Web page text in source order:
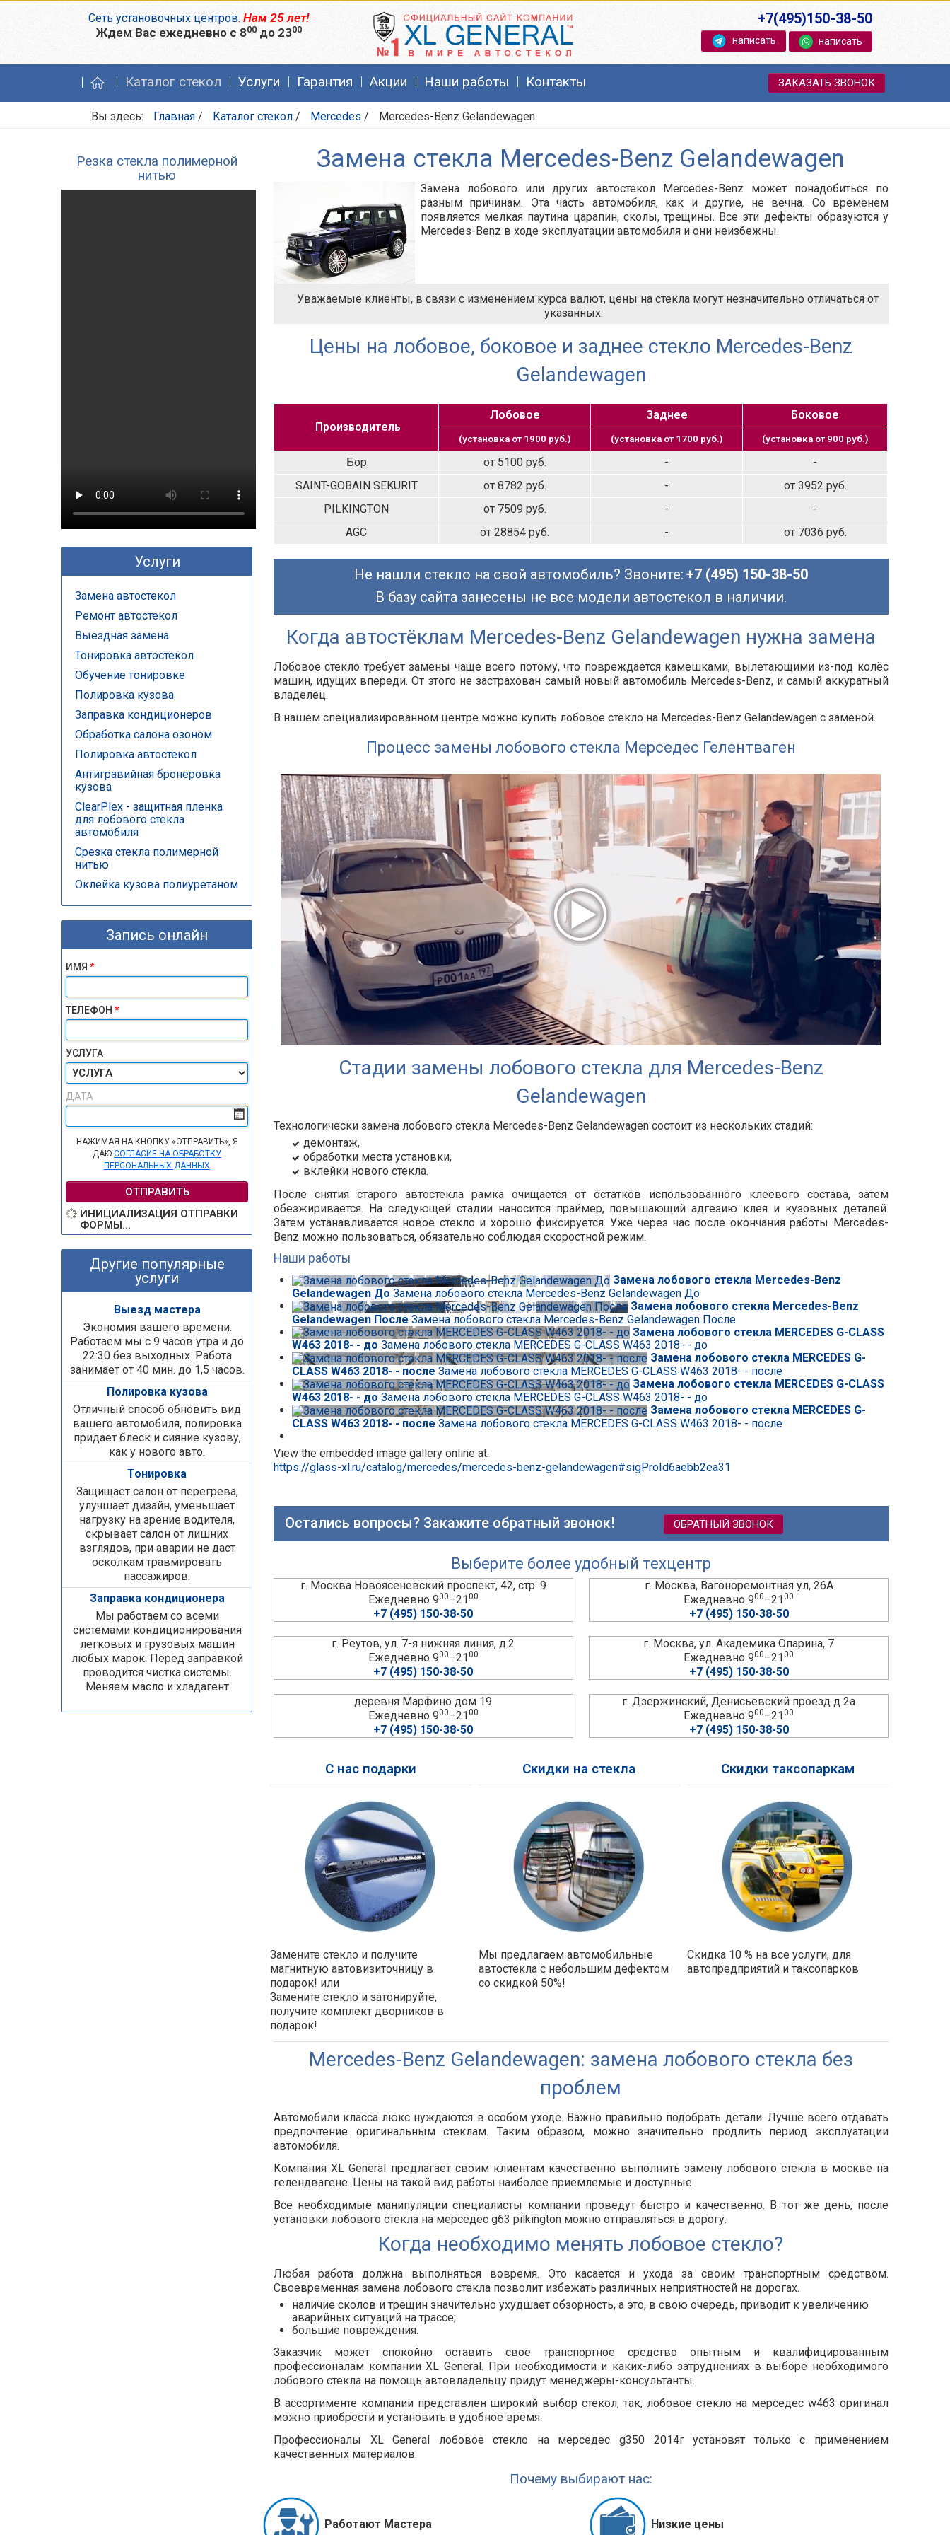
Сеть установочных центров.Нам 25 лет!
Ждем Вас ежедневно с 800 до 2300
+7(495)150-38-50
написать написать
Каталог стекол Услуги Гарантия Акции Наши работы Контакты ЗАКАЗАТЬ ЗВОНОК
Вы здесь: Главная / Каталог стекол / Mercedes / Mercedes-Benz Gelandewagen
Резка стекла полимерной
нитью
Услуги
Замена автостекол
Ремонт автостекол
Выездная замена
Тонировка автостекол
Обучение тонировке
Полировка кузова
Заправка кондиционеров
Обработка салона озоном
Полировка автостекол
Антигравийная бронеровка
кузова
ClearPlex - защитная пленка
для лобового стекла
автомобиля
Срезка стекла полимерной
нитью
Оклейка кузова полиуретаном
Запись онлайн
ИМЯ *
ТЕЛЕФОН *
УСЛУГА
ДАТА
НАЖИМАЯ НА КНОПКУ «ОТПРАВИТЬ», Я
ДАЮ СОГЛАСИЕ НА ОБРАБОТКУ
ПЕРСОНАЛЬНЫХ ДАННЫХ
ОТПРАВИТЬ
ИНИЦИАЛИЗАЦИЯ ОТПРАВКИ
ФОРМЫ...
Другие популярные
услуги
Выезд мастера
Экономия вашего времени.
Работаем мы с 9 часов утра и до
22:30 без выходных. Работа
занимает от 40 мин. до 1,5 часов.
Полировка кузова
Отличный способ обновить вид
вашего автомобиля, полировка
придает блеск и сияние кузову,
как у нового авто.
Тонировка
Защищает салон от перегрева,
улучшает дизайн, уменьшает
нагрузку на зрение водителя,
скрывает салон от лишних
взглядов, при аварии не даст
осколкам травмировать
пассажиров.
Заправка кондиционера
Мы работаем со всеми
системами кондиционирования
легковых и грузовых машин
любых марок. Перед заправкой
проводится чистка системы.
Меняем масло и хладагент
Замена стекла Mercedes-Benz Gelandewagen
Замена лобового или других автостекол Mercedes-Benz может понадобиться по
разным причинам. Эта часть автомобиля, как и другие, не вечна. Со временем
появляется мелкая паутина царапин, сколы, трещины. Все эти дефекты образуются у
Mercedes-Benz в ходе эксплуатации автомобиля и они неизбежны.
Уважаемые клиенты, в связи с изменением курса валют, цены на стекла могут незначительно отличаться от
указанных.
Цены на лобовое, боковое и заднее стекло Mercedes-Benz
Gelandewagen
Производитель
Лобовое Заднее Боковое
(установка от 1900 руб.) (установка от 1700 руб.) (установка от 900 руб.)
Бор от 5100 руб. -
-
SAINT-GOBAIN SEKURIT
от 8782 руб. -
от 3952 руб.
PILKINGTON
от 7509 руб. -
-
AGC
от 28854 руб. - от 7036 руб.
Не нашли стекло на свой автомобиль? Звоните: +7 (495) 150-38-50
В базу сайта занесены не все модели автостекол в наличии.
Когда автостёклам Mercedes-Benz Gelandewagen нужна замена
Лобовое стекло требует замены чаще всего потому, что повреждается камешками, вылетающими из-под колёс
машин, идущих впереди. От этого не застрахован самый новый автомобиль Mercedes-Benz, и самый аккуратный
владелец.
В нашем специализированном центре можно купить лобовое стекло на Mercedes-Benz Gelandewagen с заменой.
Процесс замены лобового стекла Мерседес Гелентваген
Стадии замены лобового стекла для Mercedes-Benz
Gelandewagen
Технологически замена лобового стекла Mercedes-Benz Gelandewagen состоит из нескольких стадий:
демонтаж,
обработки места установки,
вклейки нового стекла.
После снятия старого автостекла рамка очищается от остатков использованного клеевого состава, затем
обезжиривается. На следующей стадии наносится праймер, повышающий адгезию клея и кузовных деталей.
Затем устанавливается новое стекло и хорошо фиксируется. Уже через час после окончания работы Mercedes-
Benz можно пользоваться, обязательно соблюдая скоростной режим.
Наши работы
Замена лобового стекла Mercedes-Benz
Gelandewagen До Замена лобового стекла Mercedes-Benz Gelandewagen До
Замена лобового стекла Mercedes-Benz
Gelandewagen После Замена лобового стекла Mercedes-Benz Gelandewagen После
Замена лобового стекла MERCEDES G-CLASS
W463 2018- - до Замена лобового стекла MERCEDES G-CLASS W463 2018- - до
Замена лобового стекла MERCEDES G-
CLASS W463 2018- - после Замена лобового стекла MERCEDES G-CLASS W463 2018- - после
Замена лобового стекла MERCEDES G-CLASS
W463 2018- - до Замена лобового стекла MERCEDES G-CLASS W463 2018- - до
Замена лобового стекла MERCEDES G-
CLASS W463 2018- - после Замена лобового стекла MERCEDES G-CLASS W463 2018- - после
View the embedded image gallery online at:
https://glass-xl.ru/catalog/mercedes/mercedes-benz-gelandewagen#sigProId6aebb2ea31
Остались вопросы? Закажите обратный звонок! ОБРАТНЫЙ ЗВОНОК
Выберите более удобный техцентр
г. Москва Новоясеневский проспект, 42, стр. 9
Ежедневно 900–2100
+7 (495) 150-38-50
г. Москва, Вагоноремонтная ул, 26А
Ежедневно 900–2100
+7 (495) 150-38-50
г. Реутов, ул. 7-я нижняя линия, д.2
Ежедневно 900–2100
+7 (495) 150-38-50
г. Москва, ул. Академика Опарина, 7
Ежедневно 900–2100
+7 (495) 150-38-50
деревня Марфино дом 19
Ежедневно 900–2100
+7 (495) 150-38-50
г. Дзержинский, Денисьевский проезд д 2а
Ежедневно 900–2100
+7 (495) 150-38-50
С нас подарки
Замените стекло и получите
магнитную автовизиточницу в
подарок! или
Замените стекло и затонируйте,
получите комплект дворников в
подарок!
Скидки на стекла
Мы предлагаем автомобильные
автостекла с небольшим дефектом
со скидкой 50%!
Скидки таксопаркам
Скидка 10 % на все услуги, для
автопредприятий и таксопарков
Mercedes-Benz Gelandewagen: замена лобового стекла без
проблем
Автомобили класса люкс нуждаются в особом уходе. Важно правильно подобрать детали. Лучше всего отдавать
предпочтение оригинальным стеклам. Таким образом, можно значительно продлить период эксплуатации
автомобиля.
Компания XL General предлагает своим клиентам качественно выполнить замену лобового стекла в москве на
гелендвагене. Цены на такой вид работы наиболее приемлемые и доступные.
Все необходимые манипуляции специалисты компании проведут быстро и качественно. В тот же день, после
установки лобового стекла на мерседес g63 pilkington можно отправляться в дорогу.
Когда необходимо менять лобовое стекло?
Любая работа должна выполняться вовремя. Это касается и ухода за своим транспортным средством.
Своевременная замена лобового стекла позволит избежать различных неприятностей на дорогах.
наличие сколов и трещин значительно ухудшает обзорность, а это, в свою очередь, приводит к увеличению
аварийных ситуаций на трассе;
большие повреждения.
Заказчик может спокойно оставить свое транспортное средство опытным и квалифицированным
профессионалам компании XL General. При необходимости и каких-либо затруднениях в выборе необходимого
лобового стекла на помощь автовладельцу придут менеджеры-консультанты.
В ассортименте компании представлен широкий выбор стекол, так, лобовое стекло на мерседес w463 оригинал
можно приобрести и установить в удобное время.
Профессионалы XL General лобовое стекло на мерседес g350 2014г установят только с применением
качественных материалов.
Почему выбирают нас:
Работают Мастера Низкие цены